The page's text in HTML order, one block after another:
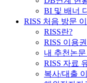
BI 및 배너
RISS 처음 방문
RISS란?
RISS 이용
내 추천논
RISS 자료
복사/대출